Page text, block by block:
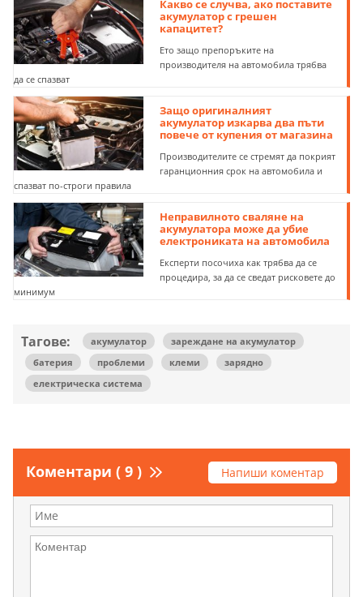
Какво се случва, ако поставите
акумулатор с грешен
капацитет?
Ето защо препоръките на
производителя на автомобила трябва
да се спазват
Защо оригиналният
акумулатор изкарва два пъти
повече от купения от магазина
Производителите се стремят да покрият
гаранционния срок на автомобила и
спазват по-строги правила
Неправилното сваляне на
акумулатора може да убие
електрониката на автомобила
Експерти посочиха как трябва да се
процедира, за да се сведат рисковете до
минимум
Тагове: акумулатор
зареждане на акумулатор
батерия
проблеми клеми
зарядно
електрическа система
Коментари ( 9 ) Напиши коментар